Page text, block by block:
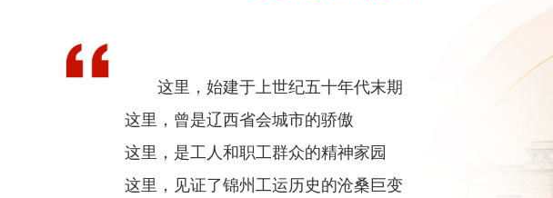
这里，始建于上世纪五十年代末期
这里，曾是辽西省会城市的骄傲
这里，是工人和职工群众的精神家园
这里，见证了锦州工运历史的沧桑巨变